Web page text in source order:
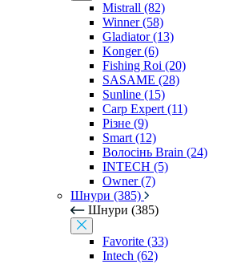
Mistrall (82)
Winner (58)
Gladiator (13)
Konger (6)
Fishing Roi (20)
SASAME (28)
Sunline (15)
Carp Expert (11)
Різне (9)
Smart (12)
Волосінь Brain (24)
INTECH (5)
Owner (7)
Шнури (385)
Шнури (385)
Favorite (33)
Intech (62)